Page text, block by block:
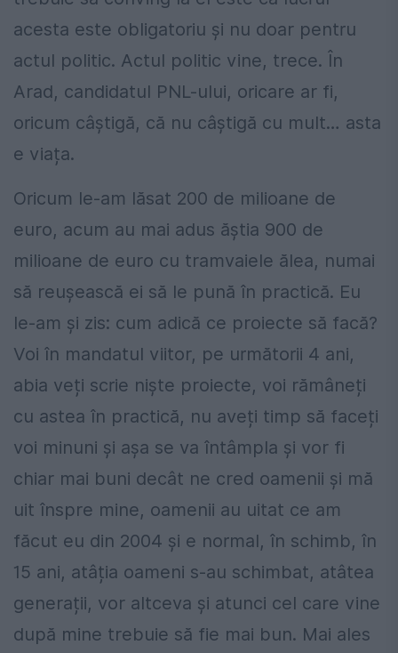
acesta este obligatoriu și nu doar pentru
actul politic. Actul politic vine, trece. În
Arad, candidatul PNL-ului, oricare ar fi,
oricum câștigă, că nu câștigă cu mult… asta
e viața.
Oricum le-am lăsat 200 de milioane de
euro, acum au mai adus ăștia 900 de
milioane de euro cu tramvaiele ălea, numai
să reușească ei să le pună în practică. Eu
le-am și zis: cum adică ce proiecte să facă?
Voi în mandatul viitor, pe următorii 4 ani,
abia veți scrie niște proiecte, voi rămâneți
cu astea în practică, nu aveți timp să faceți
voi minuni și așa se va întâmpla și vor fi
chiar mai buni decât ne cred oamenii și mă
uit înspre mine, oamenii au uitat ce am
făcut eu din 2004 și e normal, în schimb, în
15 ani, atâția oameni s-au schimbat, atâtea
generații, vor altceva și atunci cel care vine
după mine trebuie să fie mai bun. Mai ales